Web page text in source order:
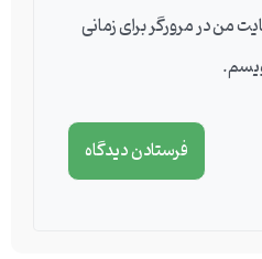
من در مرورگر برای زمانی